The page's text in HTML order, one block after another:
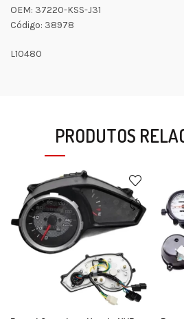
OEM: 37220-KSS-J31
Código: 38978
L10480
PRODUTOS